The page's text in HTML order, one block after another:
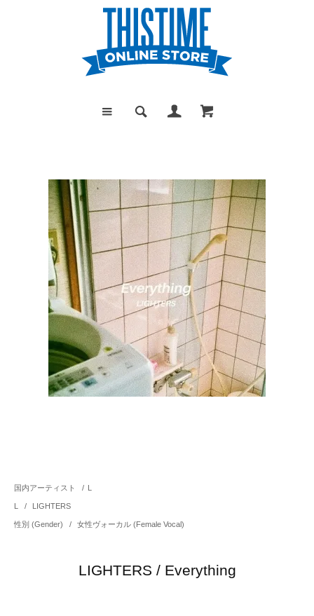
国内アーティスト / L
L / LIGHTERS
性別 (Gender) / 女性ヴォーカル (Female Vocal)
LIGHTERS / Everything